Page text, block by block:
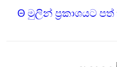
Θ මුලින් ප්‍රකාශයට